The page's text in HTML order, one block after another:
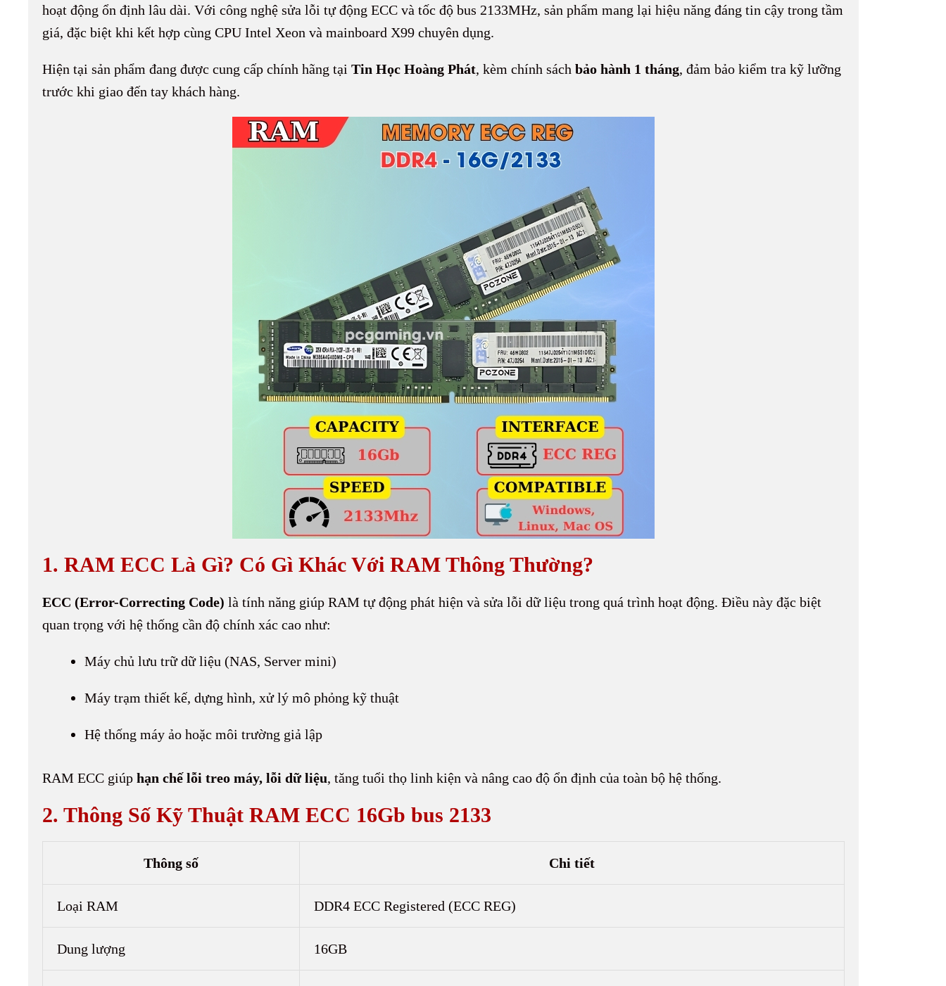
hoạt động ổn định lâu dài. Với công nghệ sửa lỗi tự động ECC và tốc độ bus 2133MHz, sản phẩm mang lại hiệu năng đáng tin cậy trong tầm
giá, đặc biệt khi kết hợp cùng CPU Intel Xeon và mainboard X99 chuyên dụng.
Hiện tại sản phẩm đang được cung cấp chính hãng tại Tin Học Hoàng Phát, kèm chính sách bảo hành 1 tháng, đảm bảo kiểm tra kỹ lưỡng
trước khi giao đến tay khách hàng.
1. RAM ECC Là Gì? Có Gì Khác Với RAM Thông Thường?
ECC (Error-Correcting Code) là tính năng giúp RAM tự động phát hiện và sửa lỗi dữ liệu trong quá trình hoạt động. Điều này đặc biệt
quan trọng với hệ thống cần độ chính xác cao như:
Máy chủ lưu trữ dữ liệu (NAS, Server mini)
Máy trạm thiết kế, dựng hình, xử lý mô phỏng kỹ thuật
Hệ thống máy ảo hoặc môi trường giả lập
RAM ECC giúp hạn chế lỗi treo máy, lỗi dữ liệu, tăng tuổi thọ linh kiện và nâng cao độ ổn định của toàn bộ hệ thống.
2. Thông Số Kỹ Thuật RAM ECC 16Gb bus 2133
Thông số Chi tiết
Loại RAM DDR4 ECC Registered (ECC REG)
Dung lượng 16GB